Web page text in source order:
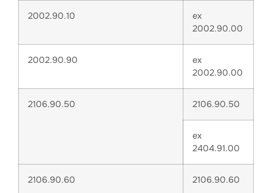
2002.90.10
ex
2002.90.00
2002.90.90
ex
2002.90.00
2106.90.50 2106.90.50
ex
2404.91.00
2106.90.60 2106.90.60